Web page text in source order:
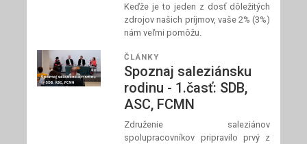
Keďže je to jeden z dosť dôležitých
zdrojov našich príjmov, vaše 2% (3%)
nám veľmi pomôžu.
ČLÁNKY
Spoznaj saleziánsku
rodinu - 1.časť: SDB,
ASC, FCMN
Združenie saleziánov
spolupracovníkov pripravilo prvý z